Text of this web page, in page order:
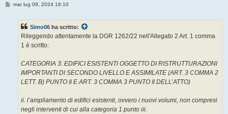
Mmar lug 09, 2024 16:10
Simo06 ha scritto:
Rileggendo attentamente la DGR 1262/22 nell'Allegato 2 Art. 1 comma
1 è scritto:
CATEGORIA 3: EDIFICI ESISTENTI OGGETTO DI RISTRUTTURAZIONI
IMPORTANTI DI SECONDO LIVELLO E ASSIMILATE (ART. 3 COMMA 2
LETT. B) PUNTO II E ART. 3 COMMA 3 PUNTO II DELL’ATTO)
ii. l’ampliamento di edifici esistenti, ovvero i nuovi volumi, non compresi
negli interventi di cui alla categoria 1 punto iii.